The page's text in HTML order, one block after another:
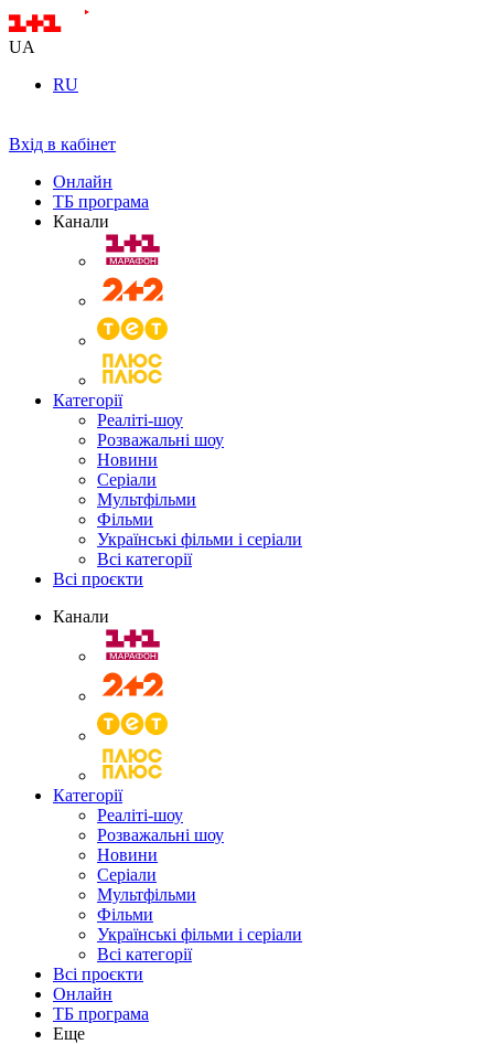
UA
RU
Вхід в кабінет
Онлайн
ТБ програма
Канали
Категорії
Реаліті-шоу
Розважальні шоу
Новини
Серіали
Мультфільми
Фільми
Українські фільми і серіали
Всі категорії
Всі проєкти
Канали
Категорії
Реаліті-шоу
Розважальні шоу
Новини
Серіали
Мультфільми
Фільми
Українські фільми і серіали
Всі категорії
Всі проєкти
Онлайн
ТБ програма
Еще